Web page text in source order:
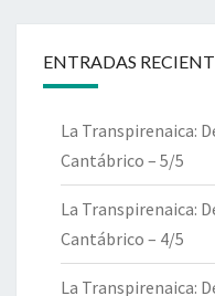
ENTRADAS
La Transpirenaica:
Cantábrico – 5/5
La Transpirenaica:
Cantábrico – 4/5
La Transpirenaica: